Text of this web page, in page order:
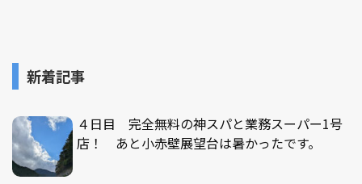
新着記事
４日目 完全無料の神スパと業務スーパー1号
店！ あと小赤壁展望台は暑かったです。